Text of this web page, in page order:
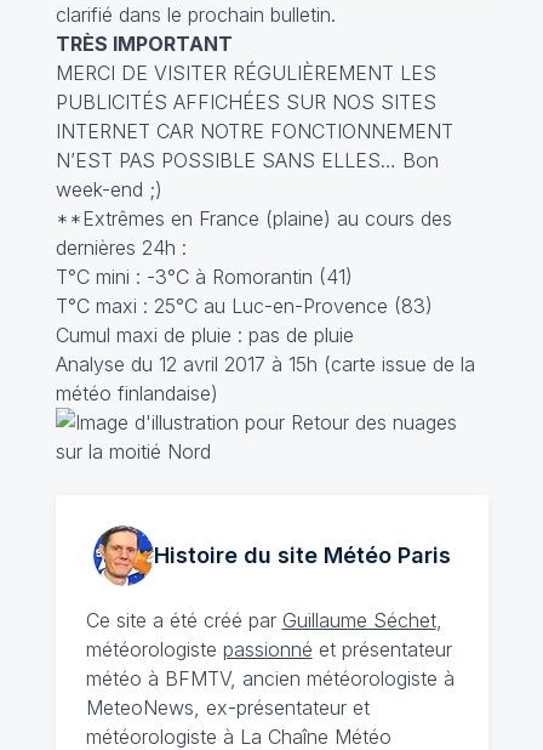
clarifié dans le prochain bulletin.
TRÈS IMPORTANT
MERCI DE VISITER RÉGULIÈREMENT LES
PUBLICITÉS AFFICHÉES SUR NOS SITES
INTERNET CAR NOTRE FONCTIONNEMENT
N’EST PAS POSSIBLE SANS ELLES… Bon
week-end ;)
**Extrêmes en France (plaine) au cours des
dernières 24h :
T°C mini : -3°C à Romorantin (41)
T°C maxi : 25°C au Luc-en-Provence (83)
Cumul maxi de pluie : pas de pluie
Analyse du 12 avril 2017 à 15h (carte issue de la
météo finlandaise)
Histoire du site MétéoParis
Ce site a été créé par Guillaume Séchet,
météorologiste passionné et présentateur
météo à BFMTV, ancien météorologiste à
MeteoNews, ex-présentateur et
météorologiste à La Chaîne Météo